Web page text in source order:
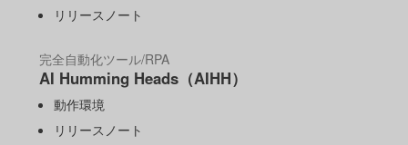
リリースノート
完全自動化ツール/RPA
AI Humming Heads（AIHH）
動作環境
リリースノート